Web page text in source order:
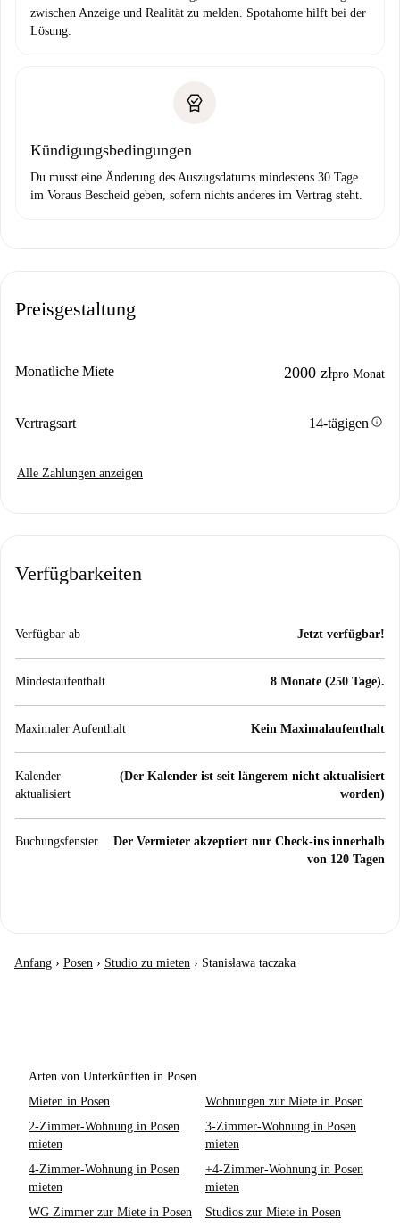
zwischen Anzeige und Realität zu melden. Spotahome hilft bei der
Lösung.
Kündigungsbedingungen
Du musst eine Änderung des Auszugsdatums mindestens 30 Tage
im Voraus Bescheid geben, sofern nichts anderes im Vertrag steht.
Preisgestaltung
Monatliche Miete 2000 złpro Monat
Vertragsart 14-tägigen info
Alle Zahlungen anzeigen
Verfügbarkeiten
Verfügbar ab Jetzt verfügbar!
Mindestaufenthalt 8 Monate (250 Tage).
Maximaler Aufenthalt Kein Maximalaufenthalt
Kalender
aktualisiert
(Der Kalender ist seit längerem nicht aktualisiert
worden)
Buchungsfenster
Der Vermieter akzeptiert nur Check-ins innerhalb
von 120 Tagen
Anfang › Posen › Studio zu mieten › Stanisława taczaka
Arten von Unterkünften in Posen
Mieten in Posen
Wohnungen zur Miete in Posen
2-Zimmer-Wohnung in Posen
mieten
3-Zimmer-Wohnung in Posen
mieten
4-Zimmer-Wohnung in Posen
mieten
+4-Zimmer-Wohnung in Posen
mieten
WG Zimmer zur Miete in Posen
Studios zur Miete in Posen